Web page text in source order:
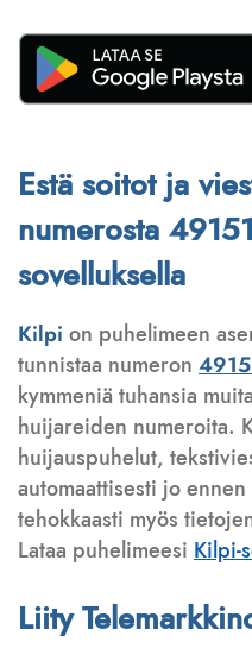
Estä soitot ja
numerosta
sovelluksella
Kilpi on puhelimeen
tunnistaa numeron
kymmeniä tuhansia
huijareiden numeroita.
huijauspuhelut,
automaattisesti jo
tehokkaasti myös
Lataa puhelimeesi Kilpi-
Liity